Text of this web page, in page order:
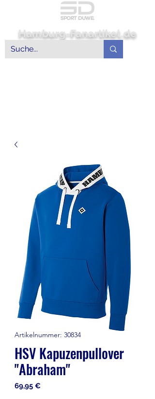
Hamburg-Fanartikel.de
Artikelnummer: 30834
HSV Kapuzenpullover
"Abraham"
69,95 €Preis